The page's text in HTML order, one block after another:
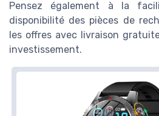
Pensez également à la
disponibilité des pièces de
les offres avec livraison
investissement.